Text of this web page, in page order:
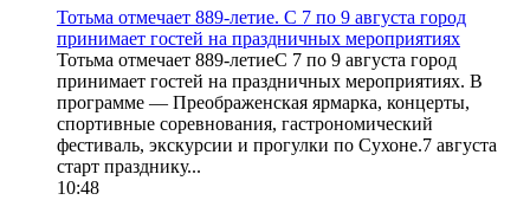
Тотьма отмечает 889-летие. С 7 по 9 августа город
принимает гостей на праздничных мероприятиях
Тотьма отмечает 889-летиеС 7 по 9 августа город
принимает гостей на праздничных мероприятиях. В
программе — Преображенская ярмарка, концерты,
спортивные соревнования, гастрономический
фестиваль, экскурсии и прогулки по Сухоне.7 августа
старт празднику...
10:48